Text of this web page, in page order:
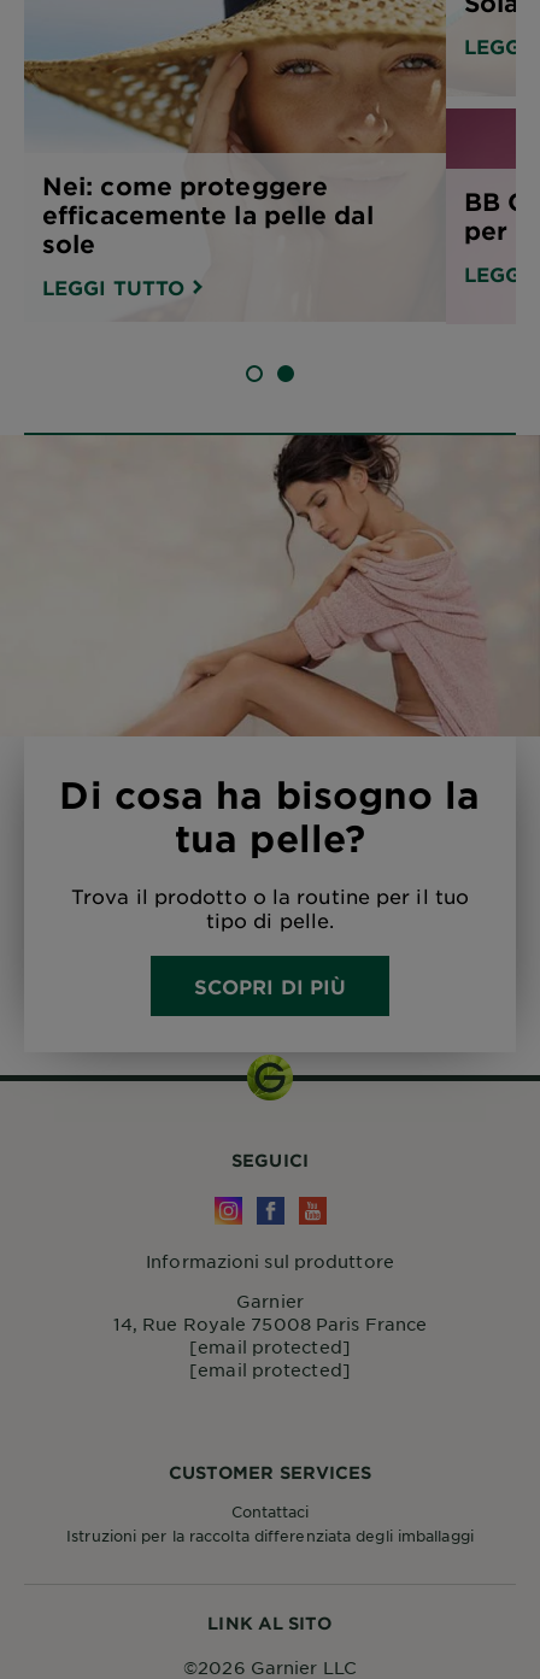
Nei: come proteggere
efficacemente la pelle dal
sole
LEGGI TUTTO
LEGGI
BB
per
LEGGI
SLIDE 1SLIDE 2
Di cosa ha bisogno la
tua pelle?
Trova il prodotto o la routine per il tuo
tipo di pelle.
SCOPRI DI PIÙ
LINK AL SITO
©2026 Garnier LLC
CUSTOMER SERVICES
Contattaci
Istruzioni per la raccolta differenziata degli imballaggi
SEGUICI
Informazioni sul produttore
Garnier
14, Rue Royale 75008 Paris France
[email protected]
[email protected]